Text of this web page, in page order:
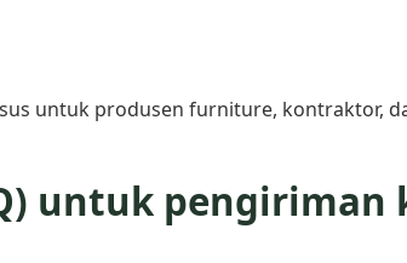
untuk produsen furniture, kontraktor,
untuk pengiriman